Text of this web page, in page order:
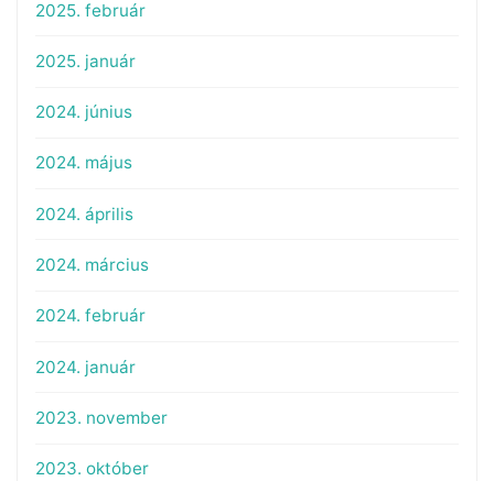
2025. február
2025. január
2024. június
2024. május
2024. április
2024. március
2024. február
2024. január
2023. november
2023. október